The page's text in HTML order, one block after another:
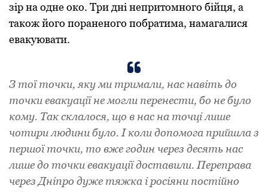
зір на одне око. Три дні непритомного бійця, а
також його пораненого побратима, намагалися
евакуювати.
З тої точки, яку ми тримали, нас навіть до
точки евакуації не могли перенести, бо не було
кому. Так склалося, що в нас на точці лише
чотири людини було. І коли допомога прийшла з
першої точки, то вже годин через десять нас
лише до точки евакуації доставили. Переправа
через Дніпро дуже тяжка і росіяни постійно